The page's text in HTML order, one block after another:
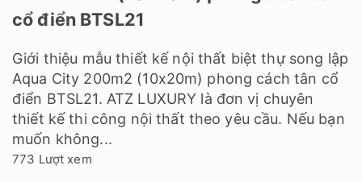
cổ điển BTSL21
Giới thiệu mẫu thiết kế nội thất biệt thự song lập
Aqua City 200m2 (10x20m) phong cách tân cổ
điển BTSL21. ATZ LUXURY là đơn vị chuyên
thiết kế thi công nội thất theo yêu cầu. Nếu bạn
muốn không...
773 Lượt xem